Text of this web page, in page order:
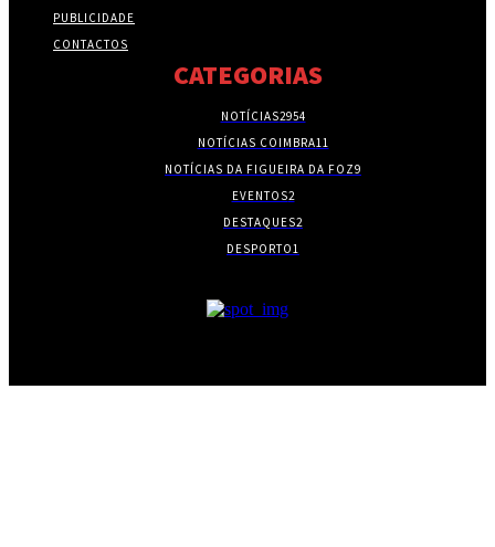
PUBLICIDADE
CONTACTOS
CATEGORIAS
NOTÍCIAS2954
NOTÍCIAS COIMBRA11
NOTÍCIAS DA FIGUEIRA DA FOZ9
EVENTOS2
DESTAQUES2
DESPORTO1